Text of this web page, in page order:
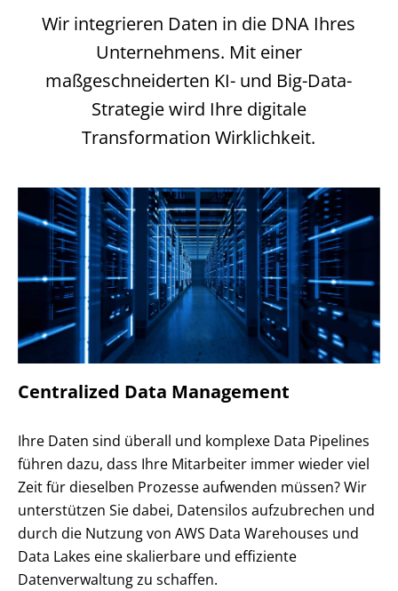
Wir integrieren Daten in die DNA Ihres
Unternehmens. Mit einer
maßgeschneiderten KI- und Big-Data-
Strategie wird Ihre digitale
Transformation Wirklichkeit.
Centralized Data Management
Ihre Daten sind überall und komplexe Data Pipelines
führen dazu, dass Ihre Mitarbeiter immer wieder viel
Zeit für dieselben Prozesse aufwenden müssen? Wir
unterstützen Sie dabei, Datensilos aufzubrechen und
durch die Nutzung von AWS Data Warehouses und
Data Lakes eine skalierbare und effiziente
Datenverwaltung zu schaffen.